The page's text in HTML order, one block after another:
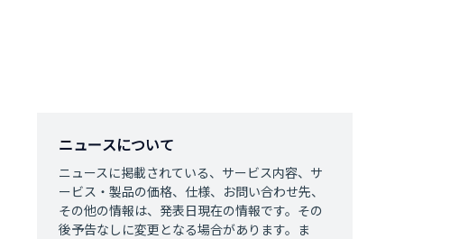
ニュースについて
ニュースに掲載されている、サービス内容、サ
ービス・製品の価格、仕様、お問い合わせ先、
その他の情報は、発表日現在の情報です。その
後予告なしに変更となる場合があります。ま